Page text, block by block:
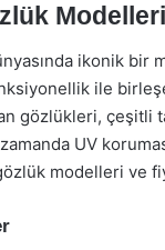
ikonik bir
ile
gözlükleri,
UV
modelleri ve